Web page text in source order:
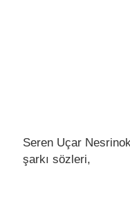
Seren Uçar
şarkı sözleri,